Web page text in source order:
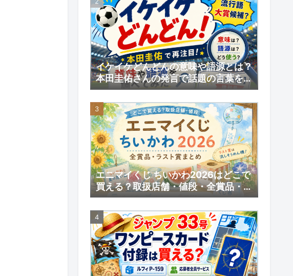
イケイケどんどんの意味や語源とは？
本田圭佑さんの発言で話題の言葉を調
べてみた｜【いい日】増刊号
エニマイくじ ちいかわ2026はどこで
買える？取扱店舗・値段・全賞品・ラ
スト賞まとめ